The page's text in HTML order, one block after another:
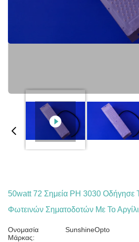
50watt 72 Σημεία PH 3030 Οδήγησε
Φωτεινών Σηματοδοτών Με Το
Ονομασία
Μάρκας:
SunshineOpto